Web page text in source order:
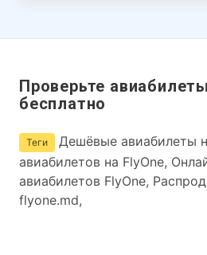
Проверьте
бесплатно
Теги
Дешёвые авиабилеты
авиабилетов на FlyOne,
авиабилетов FlyOne,
flyone.md,